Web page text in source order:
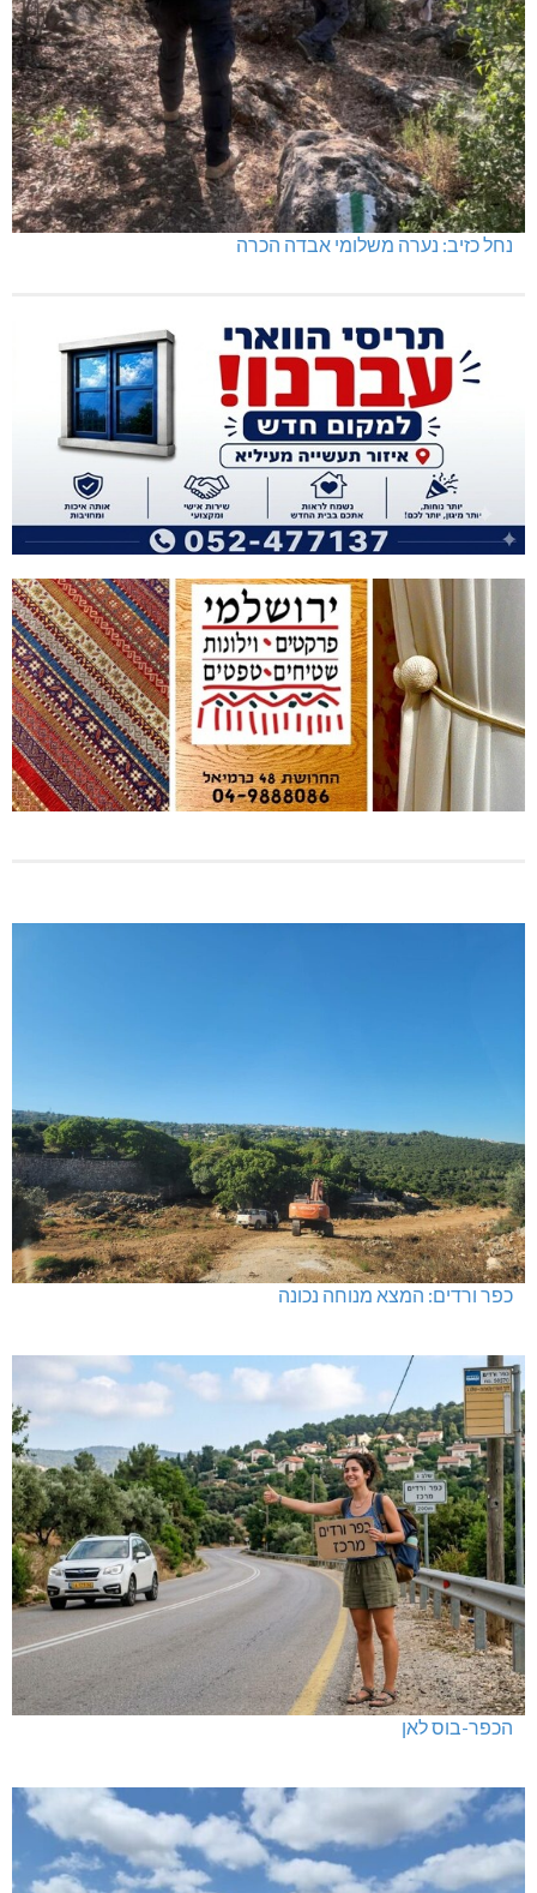
נחל כזיב: נערה משלומי אבדה הכרה
כפר ורדים: המצא מנוחה נכונה
הכפר-בוס לאן